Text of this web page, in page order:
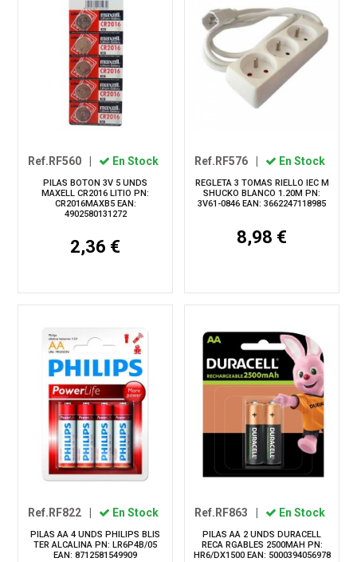
Ref.RF560 En Stock
PILAS BOTON 3V 5 UNDS
MAXELL CR2016 LITIO PN:
CR2016MAXB5 EAN:
4902580131272
2,36 €
Ref.RF576 En Stock
REGLETA 3 TOMAS RIELLO IEC M
SHUCKO BLANCO 1.20M PN:
3V61-0846 EAN: 3662247118985
8,98 €
Ref.RF822 | En Stock
PILAS AA 4 UNDS PHILIPS BLIS
TER ALCALINA PN: LR6P4B/05
EAN: 8712581549909
Ref.RF863 | En Stock
PILAS AA 2 UNDS DURACELL
RECA RGABLES 2500MAH PN:
HR6/DX1500 EAN: 5000394056978